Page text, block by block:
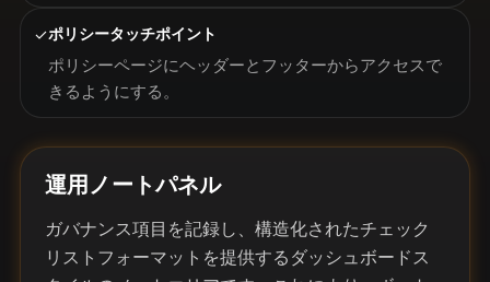
✓ポリシータッチポイント
ポリシーページにヘッダーとフッターからアクセスで
きるようにする。
運用ノートパネル
ガバナンス項目を記録し、構造化されたチェック
リストフォーマットを提供するダッシュボードス